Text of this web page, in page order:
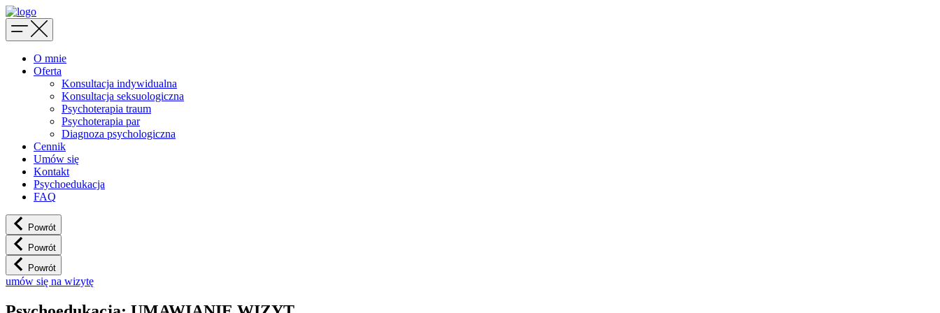
O mnie
Oferta
Konsultacja indywidualna
Konsultacja seksuologiczna
Psychoterapia traum
Psychoterapia par
Diagnoza psychologiczna
Cennik
Umów się
Kontakt
Psychoedukacja
FAQ
Powrót
Powrót
Powrót
umów się na wizytę